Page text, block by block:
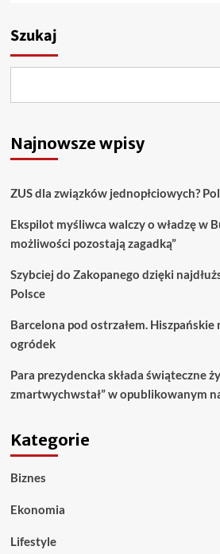
Szukaj
Najnowsze wpisy
ZUS dla związków jednopłciowych?
Ekspilot myśliwca walczy o władzę w
możliwości pozostają zagadką”
Szybciej do Zakopanego dzięki
Polsce
Barcelona pod ostrzałem.
ogródek
Para prezydencka składa świąteczne
zmartwychwstał” w opublikowanym
Kategorie
Biznes
Ekonomia
Lifestyle